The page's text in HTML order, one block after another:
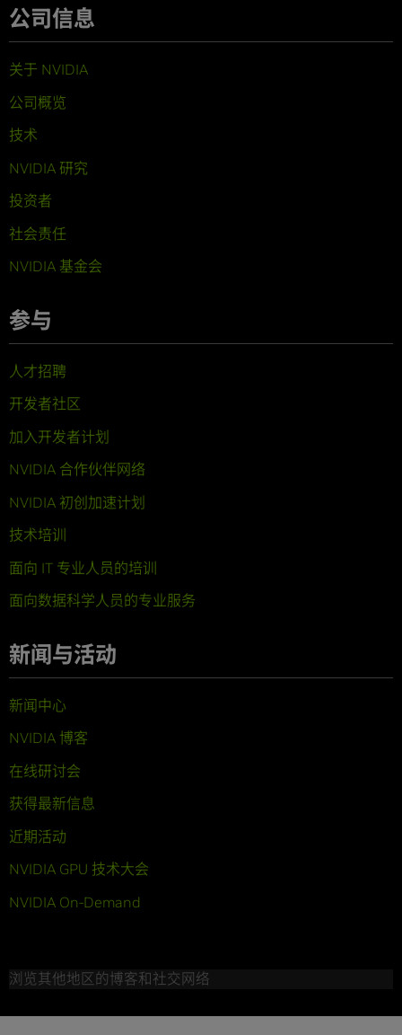
公司信息
关于 NVIDIA
公司概览
技术
NVIDIA 研究
投资者
社会责任
NVIDIA 基金会
参与
人才招聘
开发者社区
加入开发者计划
NVIDIA 合作伙伴网络
NVIDIA 初创加速计划
技术培训
面向 IT 专业人员的培训
面向数据科学人员的专业服务
新闻与活动
新闻中心
NVIDIA 博客
在线研讨会
获得最新信息
近期活动
NVIDIA GPU 技术大会
NVIDIA On-Demand
浏览其他地区的博客和社交网络